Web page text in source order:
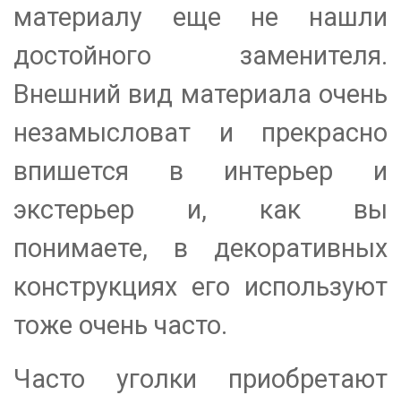
материалу еще не нашли
достойного заменителя.
Внешний вид материала очень
незамысловат и прекрасно
впишется в интерьер и
экстерьер и, как вы
понимаете, в декоративных
конструкциях его используют
тоже очень часто.
Часто уголки приобретают